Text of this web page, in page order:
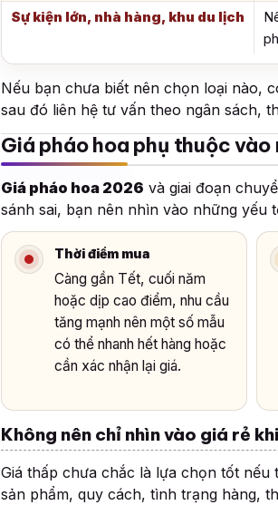
Sự kiện lớn, nhà hàng, khu du lịch
Nếu bạn chưa biết nên chọn loại nào,
sau đó liên hệ tư vấn theo ngân sách,
Giá pháo hoa phụ thuộc
Giá pháo hoa 2026 và giai đoạn
sánh sai, bạn nên nhìn vào những yếu
Thời điểm mua
Càng gần Tết, cuối năm
hoặc dịp cao điểm, nhu cầu
tăng mạnh nên một số mẫu
có thể nhanh hết hàng hoặc
cần xác nhận lại giá.
Không nên chỉ nhìn vào giá rẻ
Giá thấp chưa chắc là lựa chọn tốt
sản phẩm, quy cách, tình trạng hàng,